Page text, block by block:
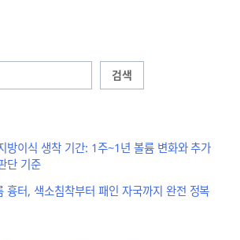
검색
방이식 생착 기간: 1주~1년 볼륨 변화와 추가
단 기준
흉터, 색소침착부터 패인 자국까지 완전 정복